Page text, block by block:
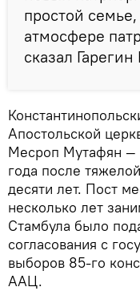
простой
атмосфере
сказал
Апостольской
Месроп Мутафян —
года после
десяти лет. Пост
несколько лет
Стамбула было
согласования с
выборов 85-го
ААЦ.